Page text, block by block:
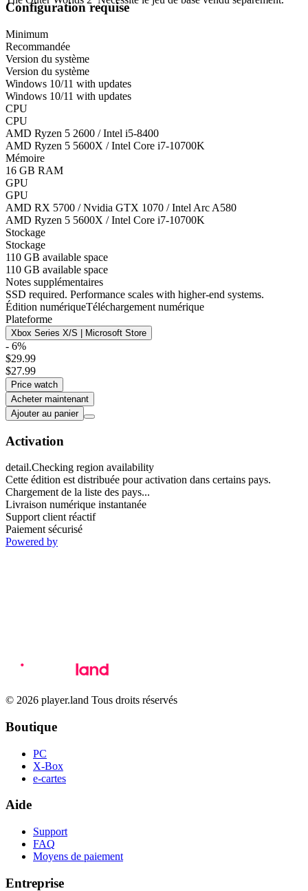
Configuration requise
Minimum
Recommandée
Version du système
Version du système
Windows 10/11 with updates
Windows 10/11 with updates
CPU
CPU
AMD Ryzen 5 2600 / Intel i5-8400
AMD Ryzen 5 5600X / Intel Core i7-10700K
Mémoire
16 GB RAM
GPU
GPU
AMD RX 5700 / Nvidia GTX 1070 / Intel Arc A580
AMD Ryzen 5 5600X / Intel Core i7-10700K
Stockage
Stockage
110 GB available space
110 GB available space
Notes supplémentaires
SSD required. Performance scales with higher-end systems.
Édition numériqueTéléchargement numérique
Plateforme
Xbox Series X/S | Microsoft Store
- 6%
$29.99
$27.99
Price watch
Acheter maintenant
Ajouter au panier
Activation
detail.Checking region availability
Cette édition est distribuée pour activation dans certains pays.
Chargement de la liste des pays...
Livraison numérique instantanée
Support client réactif
Paiement sécurisé
Powered by
© 2026 player.land Tous droits réservés
Boutique
PC
X-Box
e-cartes
Aide
Support
FAQ
Moyens de paiement
Entreprise